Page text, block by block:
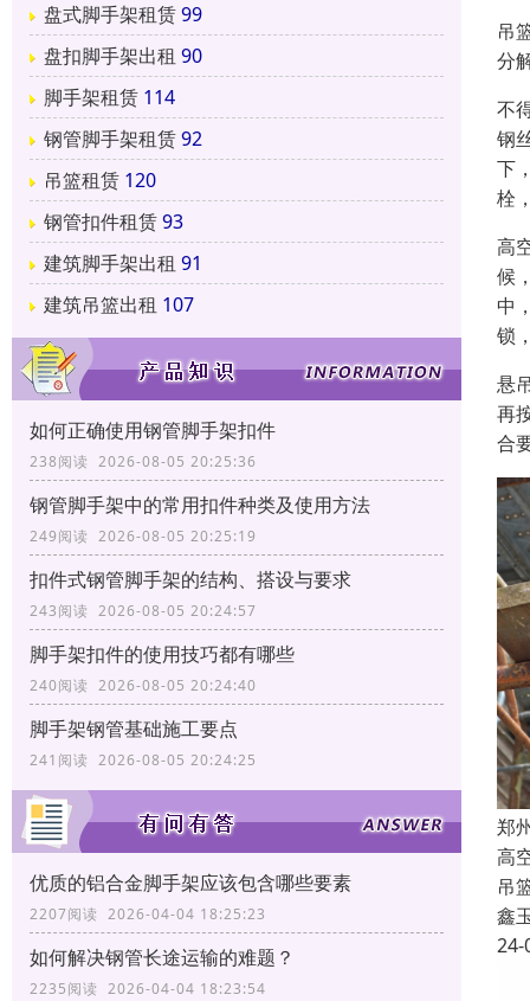
盘式脚手架租赁99
盘扣脚手架出租 90
脚手架租赁 114
钢管脚手架租赁92
吊篮租赁 120
钢管扣件租赁93
建筑脚手架出租 91
建筑吊篮出租 107
如何正确使用钢管脚手架扣件
238阅读 2026-08-05 20:25:36
钢管脚手架中的常用扣件种类及使用方法
249阅读 2026-08-05 20:25:19
扣件式钢管脚手架的结构、搭设与要求
243阅读 2026-08-05 20:24:57
脚手架扣件的使用技巧都有哪些
240阅读 2026-08-05 20:24:40
脚手架钢管基础施工要点
241阅读 2026-08-05 20:24:25
优质的铝合金脚手架应该包含哪些要素
2207阅读 2026-04-04 18:25:23
如何解决钢管长途运输的难题？
2235阅读 2026-04-04 18:23:54
吊
分
不
钢
下
栓
高
候
中
锁
悬
再
合
郑
高
吊
鑫
24-